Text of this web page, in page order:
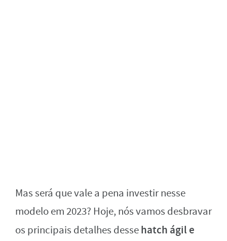
Mas será que vale a pena investir nesse
modelo em 2023? Hoje, nós vamos desbravar
os principais detalhes dessehatch ágil e